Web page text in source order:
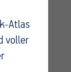
Atlas
voller